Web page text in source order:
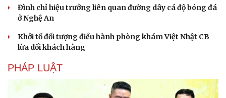
Đình chỉ hiệu trưởng liên quan đường dây cá độ bóng đá
ở Nghệ An
Khởi tố đối tượng điều hành phòng khám Việt Nhật CB
lừa dối khách hàng
PHÁP LUẬT